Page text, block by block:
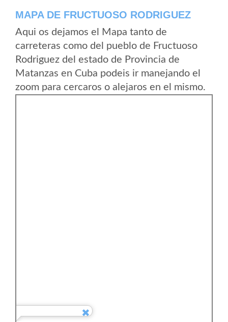
MAPA DE FRUCTUOSO RODRIGUEZ
Aqui os dejamos el Mapa tanto de
carreteras como del pueblo de Fructuoso
Rodriguez del estado de Provincia de
Matanzas en Cuba podeis ir manejando el
zoom para cercaros o alejaros en el mismo.